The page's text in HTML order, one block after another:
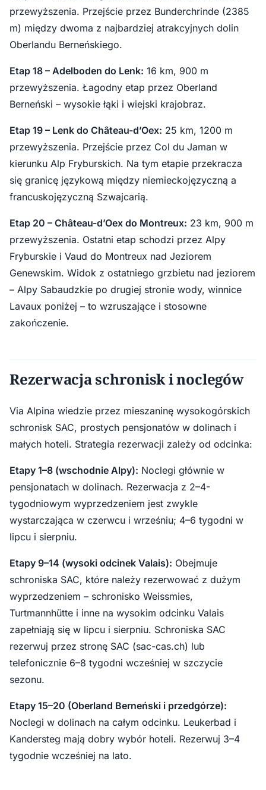
przewyższenia. Przejście przez Bunderchrinde (2385
m) między dwoma z najbardziej atrakcyjnych dolin
Oberlandu Berneńskiego.
Etap 18 – Adelboden do Lenk: 16 km, 900 m
przewyższenia. Łagodny etap przez Oberland
Berneński – wysokie łąki i wiejski krajobraz.
Etap 19 – Lenk do Château-d’Oex: 25 km, 1200 m
przewyższenia. Przejście przez Col du Jaman w
kierunku Alp Fryburskich. Na tym etapie przekracza
się granicę językową między niemieckojęzyczną a
francuskojęzyczną Szwajcarią.
Etap 20 – Château-d’Oex do Montreux: 23 km, 900 m
przewyższenia. Ostatni etap schodzi przez Alpy
Fryburskie i Vaud do Montreux nad Jeziorem
Genewskim. Widok z ostatniego grzbietu nad jeziorem
– Alpy Sabaudzkie po drugiej stronie wody, winnice
Lavaux poniżej – to wzruszające i stosowne
zakończenie.
Rezerwacja schronisk i noclegów
Via Alpina wiedzie przez mieszaninę wysokogórskich
schronisk SAC, prostych pensjonatów w dolinach i
małych hoteli. Strategia rezerwacji zależy od odcinka:
Etapy 1–8 (wschodnie Alpy): Noclegi głównie w
pensjonatach w dolinach. Rezerwacja z 2–4-
tygodniowym wyprzedzeniem jest zwykle
wystarczająca w czerwcu i wrześniu; 4–6 tygodni w
lipcu i sierpniu.
Etapy 9–14 (wysoki odcinek Valais): Obejmuje
schroniska SAC, które należy rezerwować z dużym
wyprzedzeniem – schronisko Weissmies,
Turtmannhütte i inne na wysokim odcinku Valais
zapełniają się w lipcu i sierpniu. Schroniska SAC
rezerwuj przez stronę SAC (sac-cas.ch) lub
telefonicznie 6–8 tygodni wcześniej w szczycie
sezonu.
Etapy 15–20 (Oberland Berneński i przedgórze):
Noclegi w dolinach na całym odcinku. Leukerbad i
Kandersteg mają dobry wybór hoteli. Rezerwuj 3–4
tygodnie wcześniej na lato.